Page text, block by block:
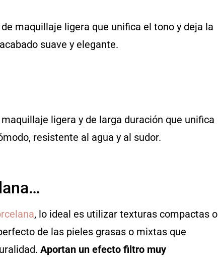
de maquillaje ligera que unifica el tono y deja la
suave y elegante.
ligera y de larga duración que unifica
resistente al agua y al sudor.
, lo ideal es utilizar texturas compactas o
de las pieles grasas o mixtas que
Aportan un efecto filtro muy